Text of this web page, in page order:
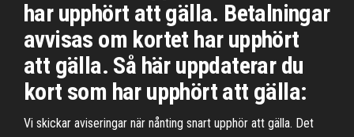
har upphört att gälla. Betalningar
avvisas om kortet har upphört
att gälla. Så här uppdaterar du
kort som har upphört att gälla:
Vi skickar aviseringar när nånting snart upphör att gälla. Det